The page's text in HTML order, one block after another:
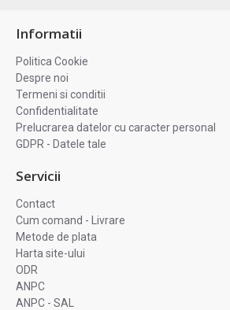
Informatii
Politica Cookie
Despre noi
Termeni si conditii
Confidentialitate
Prelucrarea datelor cu caracter personal
GDPR - Datele tale
Servicii
Contact
Cum comand - Livrare
Metode de plata
Harta site-ului
ODR
ANPC
ANPC - SAL